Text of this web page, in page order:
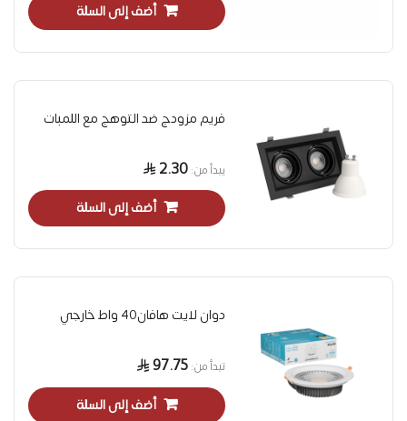
أضف إلى السلة
فريم مزودج ضد التوهج مع اللمبات
يبدأ من 2.30
أضف إلى السلة
دوان لايت هافان40 واط خارجي
تبدأ من 97.75
أضف إلى السلة